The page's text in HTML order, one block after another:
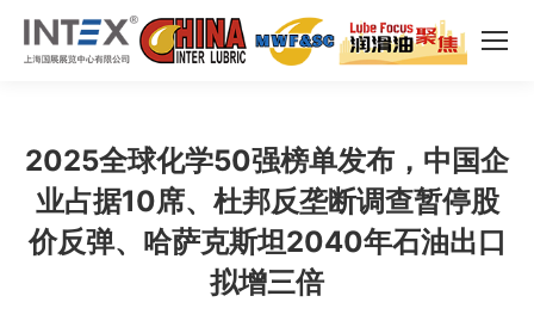
2025全球化学50强榜单发布，中国企
业占据10席、杜邦反垄断调查暂停股
价反弹、哈萨克斯坦2040年石油出口
拟增三倍